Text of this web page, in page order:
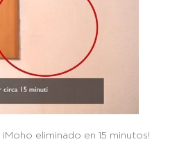
eliminado en 15 minutos!